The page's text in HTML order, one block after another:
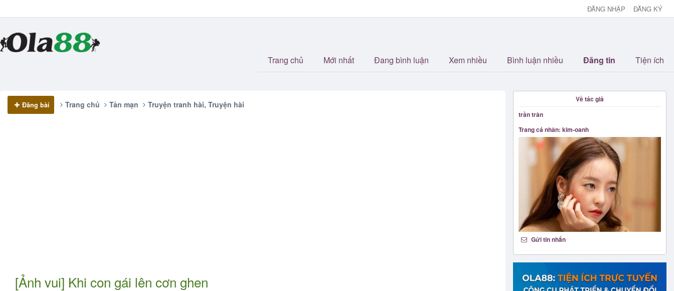
ĐĂNG NHẬP ĐĂNG KÝ
Trang chủ Mới nhất Đang bình luận Xem nhiều Bình luận nhiều Đăng tin Tiện ích
Đăng bài Trang chủ Tản mạn Truyện tranh hài, Truyện hài
[Ảnh vui] Khi con gái lên cơn ghen
Về tác giả
trần trân
Trang cá nhân: kim-oanh
Gửi tin nhắn